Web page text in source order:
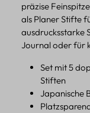
präzise
als Planer Stifte
ausdrucksstarke
Journal oder für
Set mit 5
Stiften
Japanische